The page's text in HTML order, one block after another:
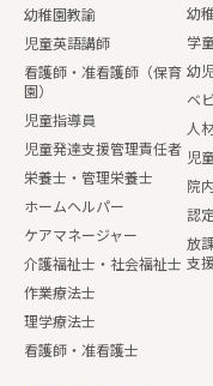
幼稚園教諭
児童英語講師
看護師・准看護師（保育
園）
児童指導員
児童発達支援管理責任者
栄養士・管理栄養士
ホームヘルパー
ケアマネージャー
介護福祉士・社会福祉士
作業療法士
理学療法士
看護師・准看護士
幼
学
幼
ベ
人
児
院
認
放
支援